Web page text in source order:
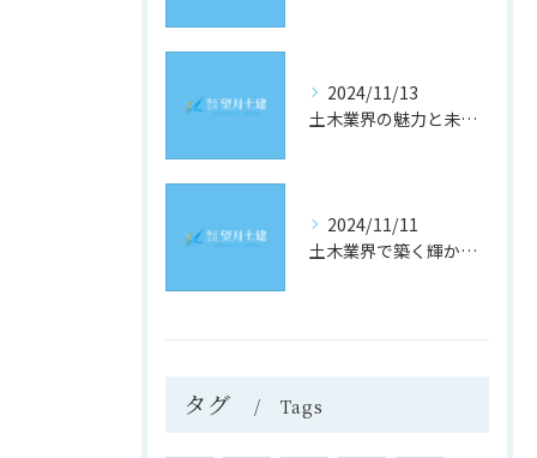
2024/11/13
土木業界の魅力と未来への道
2024/11/11
土木業界で築く輝かしい未来
タグ Tags